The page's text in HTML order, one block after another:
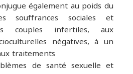
également au poids du
souffrances sociales et
couples infertiles, aux
négatives, à un
traitements
de santé sexuelle et